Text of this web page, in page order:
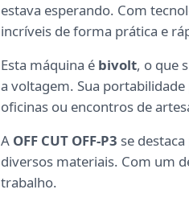
estava esperando. Com
incríveis de forma prática e
Esta máquina é bivolt, o que
a voltagem. Sua
oficinas ou encontros de
A OFF CUT OFF-P3 se
diversos materiais. Com um
trabalho.